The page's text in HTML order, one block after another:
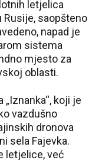
letjelica
saopšteno
napad je
sistema
mjesto za
oblasti.
koji je
vazdušno
dronova
sela Fajevka.
letjelice, već